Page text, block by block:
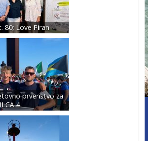
80; Love Piran
prvenstvo za
ILCA 4